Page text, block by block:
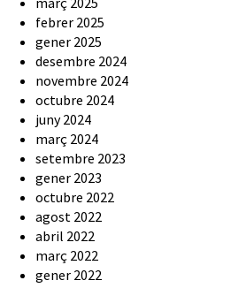
febrer 2025
gener 2025
desembre 2024
novembre 2024
octubre 2024
juny 2024
març 2024
setembre 2023
gener 2023
octubre 2022
agost 2022
abril 2022
març 2022
gener 2022